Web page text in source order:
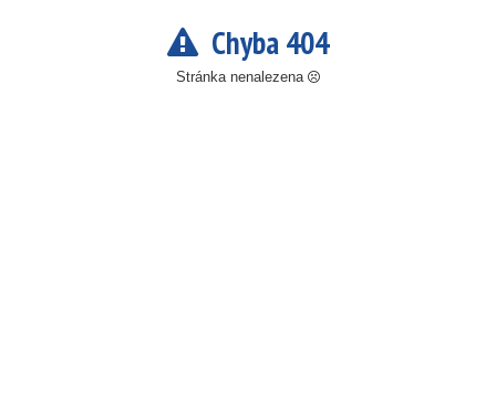
Chyba 404
Stránka nenalezena